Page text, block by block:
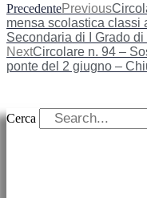
PrecedentePrevious
mensa scolastica classi
Secondaria di I Grado
NextCircolare n. 94 –
ponte del 2 giugno –
Cerca